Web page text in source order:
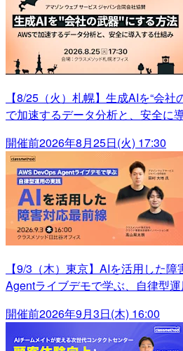
【8/25（火）札幌】生成AIを“会
で加速するデータ分析と、安全に
開催前2026年8月25日(火) 17:30
【9/3（木）東京】AIを活用した
Agentライブデモで学ぶ、自律型
開催前2026年9月3日(木) 16:00